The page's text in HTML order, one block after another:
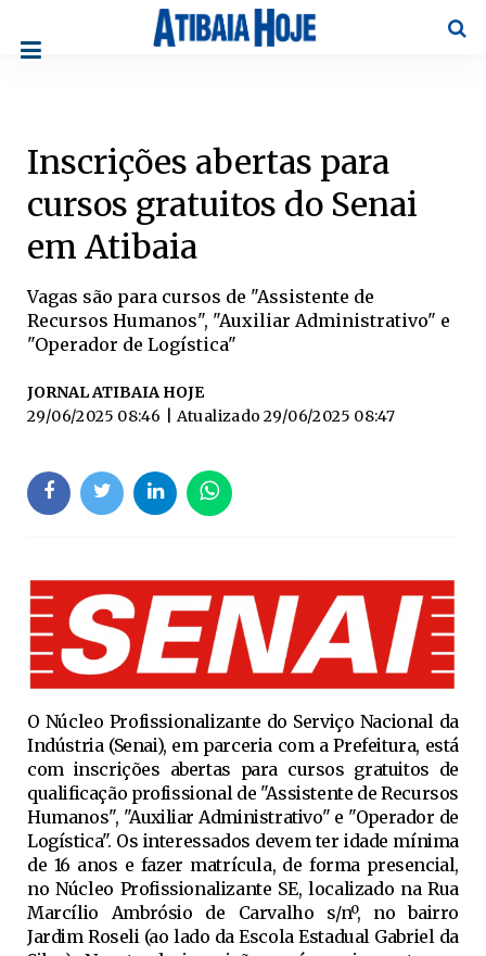
Inscrições abertas para
cursos gratuitos do Senai
em Atibaia
Vagas são para cursos de "Assistente de
Recursos Humanos", "Auxiliar Administrativo" e
"Operador de Logística"
JORNAL ATIBAIA HOJE
29/06/2025 08:46
| Atualizado 29/06/2025 08:47
O Núcleo Profissionalizante do Serviço Nacional da
Indústria (Senai), em parceria com a Prefeitura, está
com inscrições abertas para cursos gratuitos de
qualificação profissional de "Assistente de Recursos
Humanos", "Auxiliar Administrativo" e "Operador de
Logística". Os interessados devem ter idade mínima
de 16 anos e fazer matrícula, de forma presencial,
no Núcleo Profissionalizante SE, localizado na Rua
Marcílio Ambrósio de Carvalho s/nº, no bairro
Jardim Roseli (ao lado da Escola Estadual Gabriel da